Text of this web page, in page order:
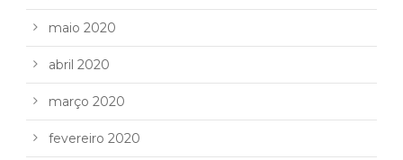
maio 2020
abril 2020
março 2020
fevereiro 2020